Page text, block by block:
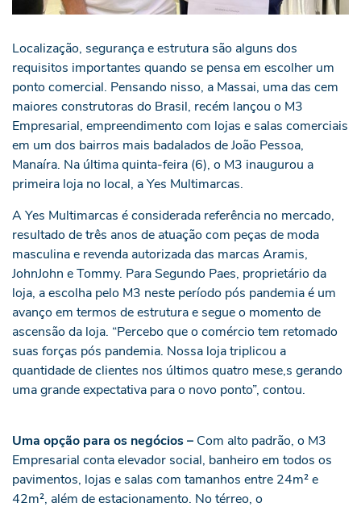
Localização, segurança e estrutura são alguns dos
requisitos importantes quando se pensa em escolher um
ponto comercial. Pensando nisso, a Massai, uma das cem
maiores construtoras do Brasil, recém lançou o M3
Empresarial, empreendimento com lojas e salas comerciais
em um dos bairros mais badalados de João Pessoa,
Manaíra. Na última quinta-feira (6), o M3 inaugurou a
primeira loja no local, a Yes Multimarcas.
A Yes Multimarcas é considerada referência no mercado,
resultado de três anos de atuação com peças de moda
masculina e revenda autorizada das marcas Aramis,
JohnJohn e Tommy. Para Segundo Paes, proprietário da
loja, a escolha pelo M3 neste período pós pandemia é um
avanço em termos de estrutura e segue o momento de
ascensão da loja. “Percebo que o comércio tem retomado
suas forças pós pandemia. Nossa loja triplicou a
quantidade de clientes nos últimos quatro mese,s gerando
uma grande expectativa para o novo ponto”, contou.
Uma opção para os negócios – Com alto padrão, o M3
Empresarial conta elevador social, banheiro em todos os
pavimentos, lojas e salas com tamanhos entre 24m² e
42m², além de estacionamento. No térreo, o